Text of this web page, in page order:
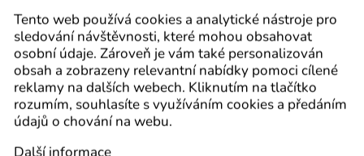
Sledujte nás
Označte nás ve svých příspěvcích :-)
Tento web používá cookies a analytické nástroje pro
sledování návštěvnosti, které mohou obsahovat
osobní údaje. Zároveň je vám také personalizován
obsah a zobrazeny relevantní nabídky pomoci cílené
reklamy na dalších webech. Kliknutím na tlačítko
rozumím, souhlasíte s využíváním cookies a předáním
údajů o chování na webu.
Další informace